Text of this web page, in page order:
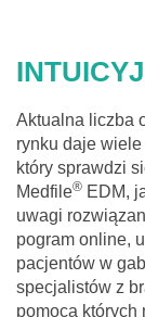
Aktualna liczba
rynku daje
który sprawdzi
Medfile® EDM,
uwagi
pogram online,
pacjentów w
specjalistów z
pomocą których